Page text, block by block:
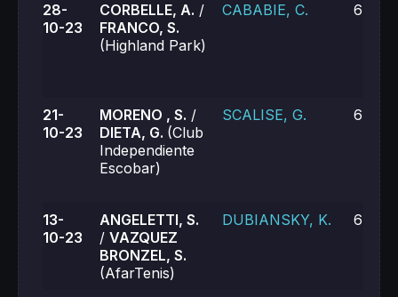
28-
10-23
CORBELLE, A. /
FRANCO, S.
(Highland Park)
CABABIE, C. 6-2,
21-
10-23
MORENO , S. /
DIETA, G. (Club
Independiente
Escobar)
SCALISE, G. 6-1,
13-
10-23
ANGELETTI, S.
/ VAZQUEZ
BRONZEL, S.
(AfarTenis)
DUBIANSKY, K. 6-7,